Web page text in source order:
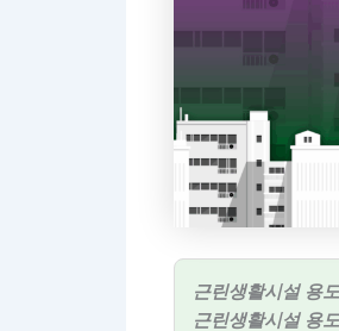
근린생활시설 용
근린생활시설 용